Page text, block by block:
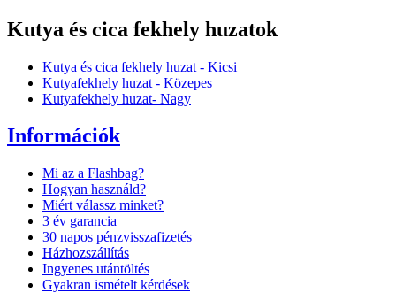
Kutya és cica fekhely huzatok
Kutya és cica fekhely huzat - Kicsi
Kutyafekhely huzat - Közepes
Kutyafekhely huzat- Nagy
Információk
Mi az a Flashbag?
Hogyan használd?
Miért válassz minket?
3 év garancia
30 napos pénzvisszafizetés
Házhozszállítás
Ingyenes utántöltés
Gyakran ismételt kérdések